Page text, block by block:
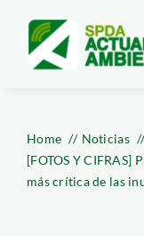
content
Home
Noticias
[FOTOS Y CIFRAS]
más crítica de las